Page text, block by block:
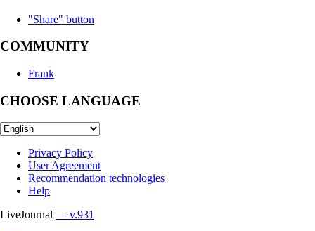
"Share" button
COMMUNITY
Frank
CHOOSE LANGUAGE
Privacy Policy
User Agreement
Recommendation technologies
Help
LiveJournal — v.931